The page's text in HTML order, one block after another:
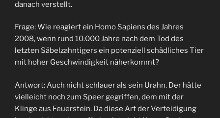
danach verstellt.
Frage: Wie reagiert ein Homo Sapiens des Jahres
2008, wenn rund 10.000 Jahre nach dem Tod des
letzten Säbelzahntigers ein potenziell schädliches Tier
mit hoher Geschwindigkeit näherkommt?
Antwort: Auch nicht schlauer als sein Urahn. Der hätte
vielleicht noch zum Speer gegriffen, dem mit der
Klinge aus Feuerstein. Da diese Art der Verteidigung